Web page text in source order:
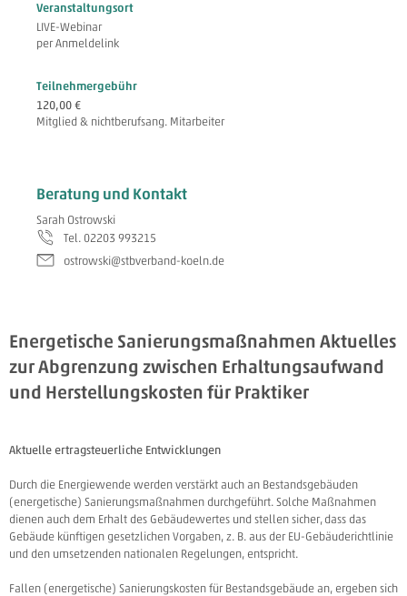
Veranstaltungsort
LIVE-Webinar
per Anmeldelink
Teilnehmergebühr
120,00 €
Mitglied & nichtberufsang. Mitarbeiter
Beratung und Kontakt
Sarah Ostrowski
Tel. 02203 993215
ostrowski@stbverband-koeln.de
Energetische Sanierungsmaßnahmen Aktuelles
zur Abgrenzung zwischen Erhaltungsaufwand
und Herstellungskosten für Praktiker
Aktuelle ertragsteuerliche Entwicklungen
Durch die Energiewende werden verstärkt auch an Bestandsgebäuden
(energetische) Sanierungsmaßnahmen durchgeführt. Solche Maßnahmen
dienen auch dem Erhalt des Gebäudewertes und stellen sicher, dass das
Gebäude künftigen gesetzlichen Vorgaben, z. B. aus der EU-Gebäuderichtlinie
und den umsetzenden nationalen Regelungen, entspricht.
Fallen (energetische) Sanierungskosten für Bestandsgebäude an, ergeben sich